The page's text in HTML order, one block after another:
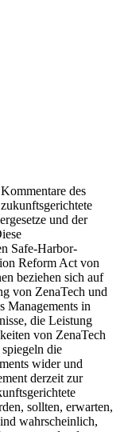
des
und der
Safe-Harbor-
Reform Act von
beziehen sich auf
von ZenaTech und
Managements in
die Leistung
von ZenaTech
die
wider und
derzeit zur
sollten, erwarten,
wahrscheinlich,